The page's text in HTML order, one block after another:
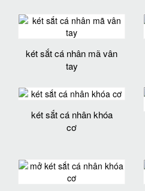
két sắt cá nhân mã vân
tay
két sắt cá nhân khóa
cơ